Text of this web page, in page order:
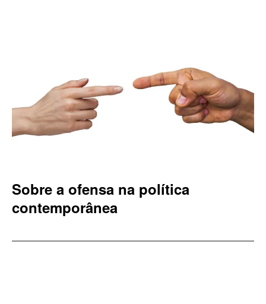
Sobre a ofensa na política
contemporânea